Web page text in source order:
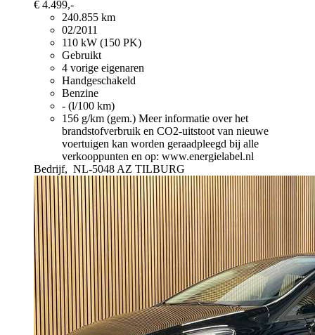
€ 4.499,-
240.855 km
02/2011
110 kW (150 PK)
Gebruikt
4 vorige eigenaren
Handgeschakeld
Benzine
- (l/100 km)
156 g/km (gem.) Meer informatie over het
brandstofverbruik en CO2-uitstoot van nieuwe
voertuigen kan worden geraadpleegd bij alle
verkooppunten en op: www.energielabel.nl
Bedrijf, NL-5048 AZ TILBURG